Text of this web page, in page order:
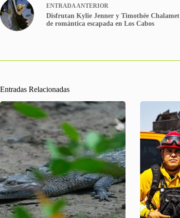
ENTRADA ANTERIOR
Disfrutan Kylie Jenner y Timothée Chalamet
de romántica escapada en Los Cabos
Entradas Relacionadas